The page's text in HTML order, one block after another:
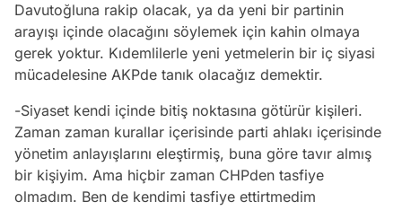
Davutoğluna rakip olacak, ya da yeni bir partinin
arayışı içinde olacağını söylemek için kahin olmaya
gerek yoktur. Kıdemlilerle yeni yetmelerin bir iç siyasi
mücadelesine AKPde tanık olacağız demektir.
-Siyaset kendi içinde bitiş noktasına götürür kişileri.
Zaman zaman kurallar içerisinde parti ahlakı içerisinde
yönetim anlayışlarını eleştirmiş, buna göre tavır almış
bir kişiyim. Ama hiçbir zaman CHPden tasfiye
olmadım. Ben de kendimi tasfiye ettirtmedim